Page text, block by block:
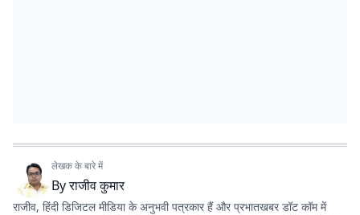
लेखक के बारे में
Byराजीव कुमार
राजीव, हिंदी डिजिटल मीडिया के अनुभवी पत्रकार हैं और प्रभातखबर डॉट कॉम में